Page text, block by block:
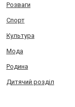
Розваги
Спорт
Культура
Мода
Родина
Дитячий розділ